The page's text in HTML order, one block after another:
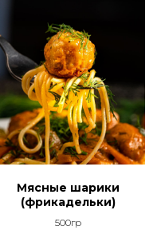
Мясные шарики
(фрикадельки)
500гр